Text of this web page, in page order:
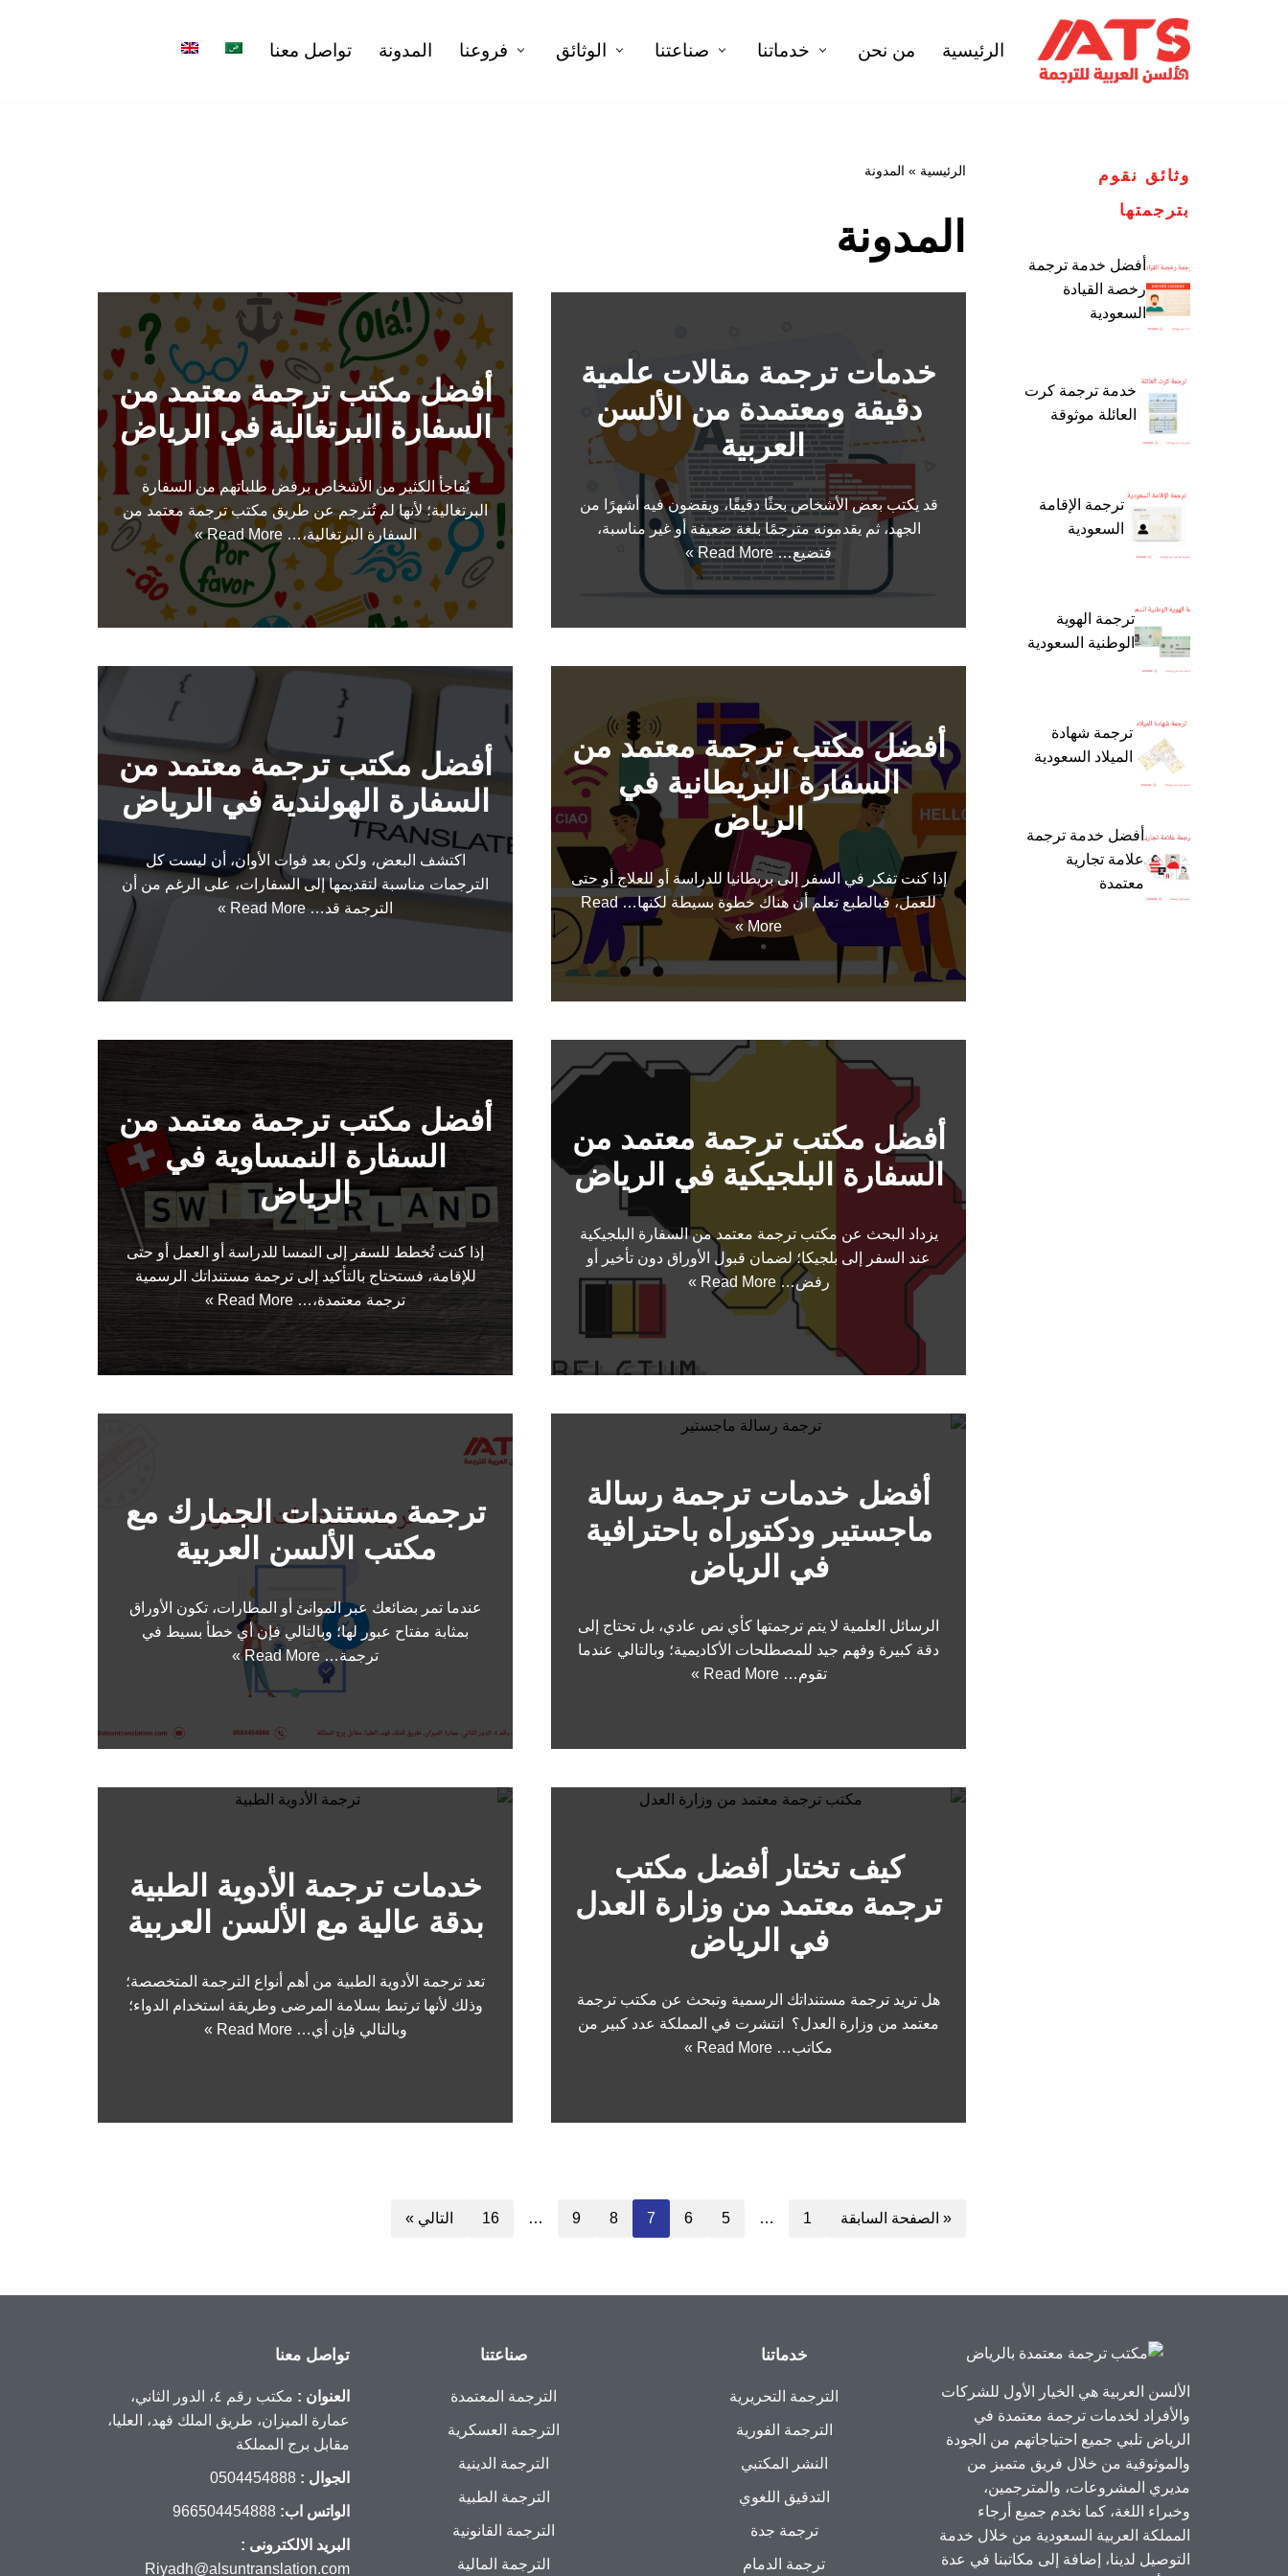
الرئيسية من نحن خدماتنا صناعتنا الوثائق فروعنا المدونة تواصل معنا
وثائق نقوم
بترجمتها
أفضل خدمة ترجمة
رخصة القيادة
السعودية
خدمة ترجمة كرت
العائلة موثوقة
ترجمة الإقامة
السعودية
ترجمة الهوية
الوطنية السعودية
ترجمة شهادة
الميلاد السعودية
أفضل خدمة ترجمة
علامة تجارية
معتمدة
الرئيسية » المدونة
المدونة
خدمات ترجمة مقالات علمية
دقيقة ومعتمدة من الألسن
العربية
قد يكتب بعض الأشخاص بحثًا دقيقًا، ويقضون فيه أشهرًا من
الجهد، ثم يقدمونه مترجمًا بلغة ضعيفة أو غير مناسبة،
فتضيع…Read More »
أفضل مكتب ترجمة معتمد من
السفارة البرتغالية في الرياض
يُفاجأ الكثير من الأشخاص برفض طلباتهم من السفارة
البرتغالية؛ لأنها لم تُترجم عن طريق مكتب ترجمة معتمد من
السفارة البرتغالية،…Read More »
أفضل مكتب ترجمة معتمد من
السفارة البريطانية في
الرياض
إذا كنت تفكر في السفر إلى بريطانيا للدراسة أو للعلاج أو حتى
للعمل، فبالطبع تعلم أن هناك خطوة بسيطة لكنها…Read
More »
أفضل مكتب ترجمة معتمد من
السفارة الهولندية في الرياض
اكتشف البعض، ولكن بعد فوات الأوان، أن ليست كل
الترجمات مناسبة لتقديمها إلى السفارات، على الرغم من أن
الترجمة قد…Read More »
أفضل مكتب ترجمة معتمد من
السفارة البلجيكية في الرياض
يزداد البحث عن مكتب ترجمة معتمد من السفارة البلجيكية
عند السفر إلى بلجيكا؛ لضمان قبول الأوراق دون تأخير أو
رفض…Read More »
أفضل مكتب ترجمة معتمد من
السفارة النمساوية في
الرياض
إذا كنت تُخطط للسفر إلى النمسا للدراسة أو العمل أو حتى
للإقامة، فستحتاج بالتأكيد إلى ترجمة مستنداتك الرسمية
ترجمة معتمدة،… Read More »
أفضل خدمات ترجمة رسالة
ماجستير ودكتوراه باحترافية
في الرياض
الرسائل العلمية لا يتم ترجمتها كأي نص عادي، بل تحتاج إلى
دقة كبيرة وفهم جيد للمصطلحات الأكاديمية؛ وبالتالي عندما
تقوم…Read More »
ترجمة مستندات الجمارك مع
مكتب الألسن العربية
عندما تمر بضائعك عبر الموانئ أو المطارات، تكون الأوراق
بمثابة مفتاح عبور لها؛ وبالتالي فإن أي خطأ بسيط في
ترجمة… Read More »
كيف تختار أفضل مكتب
ترجمة معتمد من وزارة العدل
في الرياض
هل تريد ترجمة مستنداتك الرسمية وتبحث عن مكتب ترجمة
معتمد من وزارة العدل؟ انتشرت في المملكة عدد كبير من
مكاتب… Read More »
خدمات ترجمة الأدوية الطبية
بدقة عالية مع الألسن العربية
تعد ترجمة الأدوية الطبية من أهم أنواع الترجمة المتخصصة؛
وذلك لأنها ترتبط بسلامة المرضى وطريقة استخدام الدواء؛
وبالتالي فإن أي…Read More »
« الصفحة السابقة 1
…
5
6
7
8
9
…
16 التالي »
الألسن العربية هي الخيار الأول للشركات
والأفراد لخدمات ترجمة معتمدة في
الرياض تلبي جميع احتياجاتهم من الجودة
والموثوقية من خلال فريق متميز من
مديري المشروعات، والمترجمين،
وخبراء اللغة، كما نخدم جميع أرجاء
المملكة العربية السعودية من خلال خدمة
التوصيل لدينا، إضافة إلى مكاتبنا في عدة
خدماتنا
الترجمة التحريرية
الترجمة الفورية
النشر المكتبي
التدقيق اللغوي
ترجمة جدة
ترجمة الدمام
صناعتنا
الترجمة المعتمدة
الترجمة العسكرية
الترجمة الدينية
الترجمة الطبية
الترجمة القانونية
الترجمة المالية
تواصل معنا
العنوان :
مكتب رقم ٤، الدور الثاني،
عمارة الميزان، طريق الملك فهد، العليا،
مقابل برج المملكة
الجوال :0504454888
الواتس اب: 966504454888
البريد الالكترونى :
Riyadh@alsuntranslation.com